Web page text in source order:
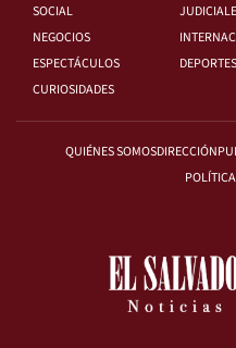
SOCIAL
NEGOCIOS
ESPECTÁCULOS
DEPORTES
CURIOSIDADES
QUIÉNES SOMOSDIRECCIÓN